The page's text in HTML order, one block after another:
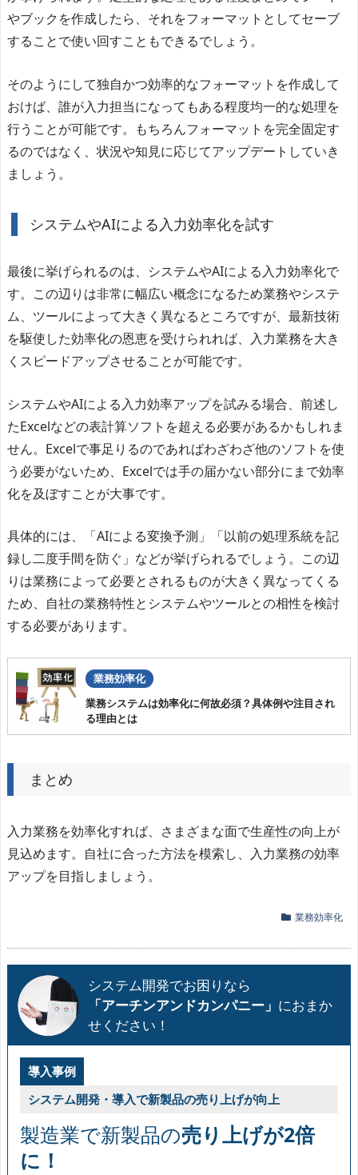
やブックを作成したら、それをフォーマットとしてセーブ
することで使い回すこともできるでしょう。
そのようにして独自かつ効率的なフォーマットを作成して
おけば、誰が入力担当になってもある程度均一的な処理を
行うことが可能です。もちろんフォーマットを完全固定す
るのではなく、状況や知見に応じてアップデートしていき
ましょう。
システムやAIによる入力効率化を試す
最後に挙げられるのは、システムやAIによる入力効率化で
す。この辺りは非常に幅広い概念になるため業務やシステ
ム、ツールによって大きく異なるところですが、最新技術
を駆使した効率化の恩恵を受けられれば、入力業務を大き
くスピードアップさせることが可能です。
システムやAIによる入力効率アップを試みる場合、前述し
たExcelなどの表計算ソフトを超える必要があるかもしれま
せん。Excelで事足りるのであればわざわざ他のソフトを使
う必要がないため、Excelでは手の届かない部分にまで効率
化を及ぼすことが大事です。
具体的には、「AIによる変換予測」「以前の処理系統を記
録し二度手間を防ぐ」などが挙げられるでしょう。この辺
りは業務によって必要とされるものが大きく異なってくる
ため、自社の業務特性とシステムやツールとの相性を検討
する必要があります。
業務効率化
業務システムは効率化に何故必須？具体例や注目され
る理由とは
まとめ
入力業務を効率化すれば、さまざまな面で生産性の向上が
見込めます。自社に合った方法を模索し、入力業務の効率
アップを目指しましょう。
業務効率化
システム開発でお困りなら
「アーチンアンドカンパニー」 におまか
せください！
導入事例
システム開発・導入で新製品の売り上げが向上
製造業で新製品の売り上げが2倍
に！